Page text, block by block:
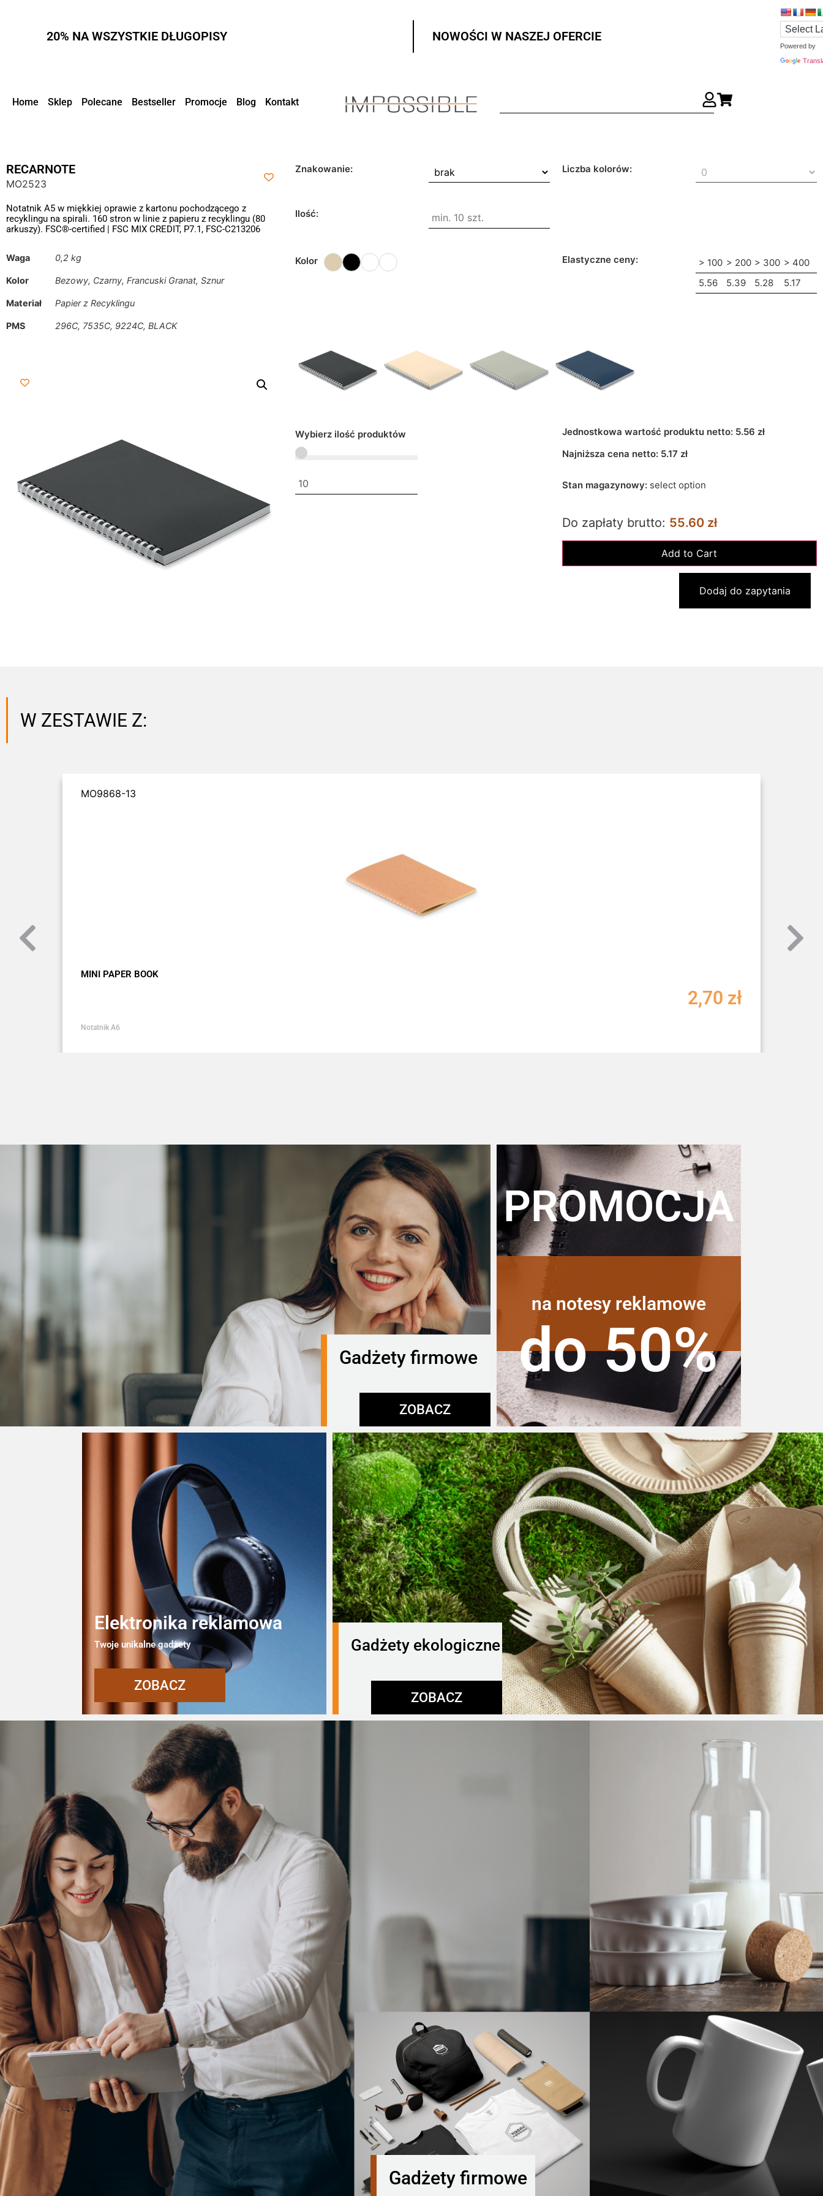
20% NA WSZYSTKIE DŁUGOPISY NOWOŚCI W NASZEJ OFERCIE
Powered by
Home Sklep Polecane Bestseller Promocje Blog Kontakt
RECARNOTE
MO2523
Notatnik A5 w miękkiej oprawie z kartonu pochodzącego z
recyklingu na spirali. 160 stron w linie z papieru z recyklingu (80
arkuszy). FSC®-certified | FSC MIX CREDIT, P7.1, FSC-C213206
Waga 0,2 kg
Kolor Bezowy, Czarny, Francuski Granat, Sznur
Materiał Papier z Recyklingu
PMS 296C, 7535C, 9224C, BLACK
Znakowanie: Liczba kolorów:
Ilość:
Kolor Elastyczne ceny: > 100 > 200 > 300 > 400
5.56
5.39 5.28 5.17
Wybierz ilość produktów Jednostkowa wartość produktu netto: 5.56 zł
Najniższa cena netto: 5.17 zł
Stan magazynowy: select option
Do zapłaty brutto: 55.60 zł
Dodaj do zapytania
W ZESTAWIE Z:
MO9868-13
MINI PAPER BOOK
2,70 zł
Notatnik A6
Gadżety firmowe
ZOBACZ
PROMOCJA
na notesy reklamowe
do 50%
Elektronika reklamowa
Twoje unikalne gadżety
ZOBACZ
Gadżety ekologiczne
ZOBACZ
Gadżety firmowe